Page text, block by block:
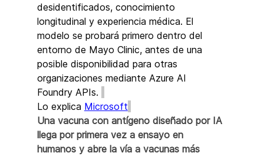
desidentificados, conocimiento
longitudinal y experiencia médica. El
modelo se probará primero dentro del
entorno de Mayo Clinic, antes de una
posible disponibilidad para otras
organizaciones mediante Azure AI
Foundry APIs.
Lo explica Microsoft
Una vacuna con antígeno diseñado por IA
llega por primera vez a ensayo en
humanos y abre la vía a vacunas más